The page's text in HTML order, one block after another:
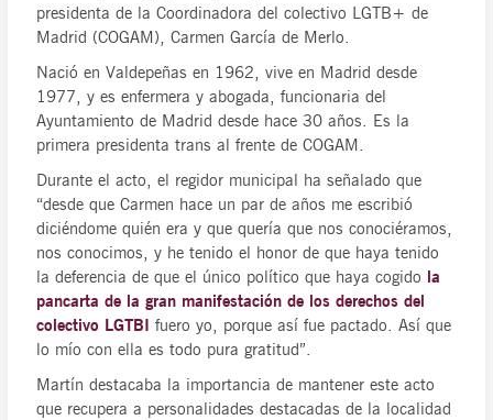
presidenta de la Coordinadora del colectivo LGTB+ de
Madrid (COGAM), Carmen García de Merlo.
Nació en Valdepeñas en 1962, vive en Madrid desde
1977, y es enfermera y abogada, funcionaria del
Ayuntamiento de Madrid desde hace 30 años. Es la
primera presidenta trans al frente de COGAM.
Durante el acto, el regidor municipal ha señalado que
“desde que Carmen hace un par de años me escribió
diciéndome quién era y que quería que nos conociéramos,
nos conocimos, y he tenido el honor de que haya tenido
la deferencia de que el único político que haya cogido la
pancarta de la gran manifestación de los derechos del
colectivo LGTBI fuero yo, porque así fue pactado. Así que
lo mío con ella es todo pura gratitud”.
Martín destacaba la importancia de mantener este acto
que recupera a personalidades destacadas de la localidad